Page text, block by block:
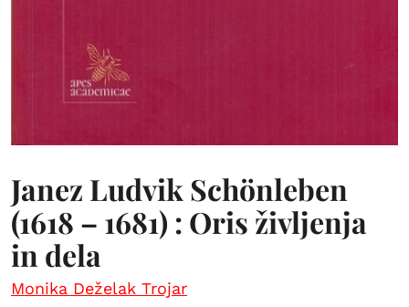
Janez Ludvik Schönleben
(1618 – 1681) : Oris življenja
in dela
Monika Deželak Trojar